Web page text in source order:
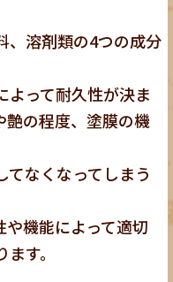
、溶剤類の4つの成分
よって耐久性が決ま
艶の程度、塗膜の機
てなくなってしまう
や機能によって適切
す。